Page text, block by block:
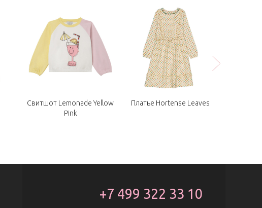
Свитшот Lemonade Yellow
Pink
Платье Hortense Leaves
+7 499 322 33 10